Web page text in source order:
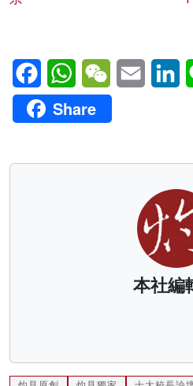
FacebookWhatsAppWeChatEmail
Share
本社編